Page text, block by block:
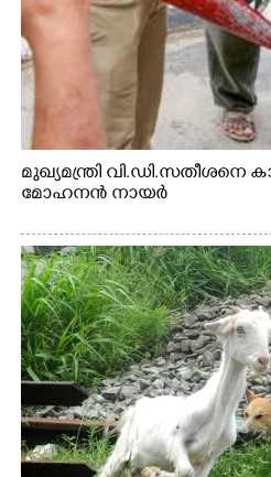
മുഖ്യമന്ത്രി വി.ഡി.സതീശനെ
മോഹനൻ നായർ